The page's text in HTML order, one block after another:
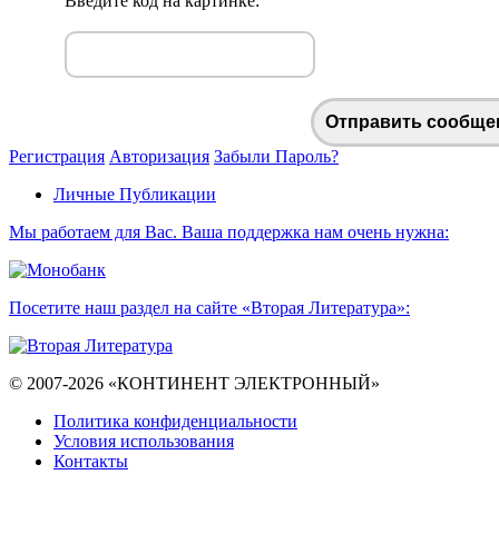
Отправить
Регистрация Авторизация Забыли Пароль?
Личные Публикации
Мы работаем для Вас. Ваша поддержка нам очень нужна:
Посетите наш раздел на сайте «Вторая Литература»:
© 2007-2026 «КОНТИНЕНТ ЭЛЕКТРОННЫЙ»
Политика конфиденциальности
Условия использования
Контакты